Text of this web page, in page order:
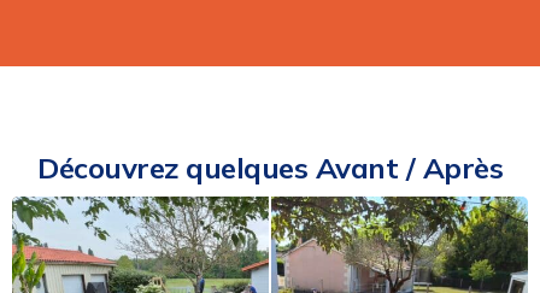
Découvrez quelques Avant / Après